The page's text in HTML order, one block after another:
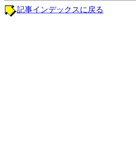
記事インデックスに戻る